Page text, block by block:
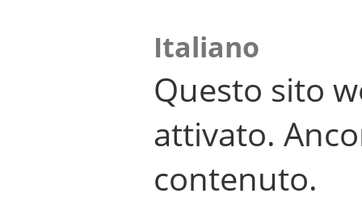
Italiano
Questo sito
attivato.
contenuto.